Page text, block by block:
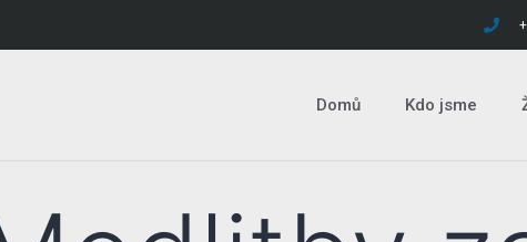
Domů Kdo jsme